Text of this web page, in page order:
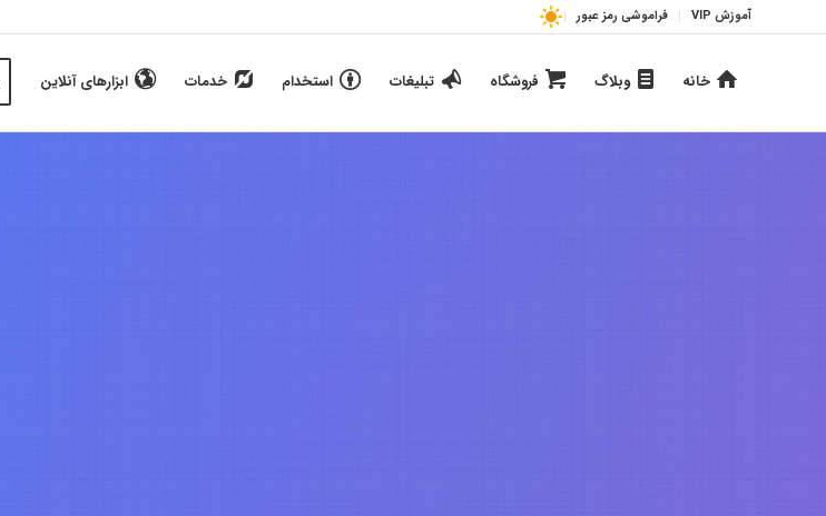
آموزش VIP فراموشی رمز عبور
خانه وبلاگ فروشگاه تبلیغات استخدام خدمات ابزارهای آنلاین